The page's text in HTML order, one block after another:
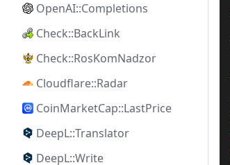
OpenAI::Completions
Check::BackLink
Check::RosKomNadzor
Cloudflare::Radar
CoinMarketCap::LastPrice
DeepL::Translator
DeepL::Write